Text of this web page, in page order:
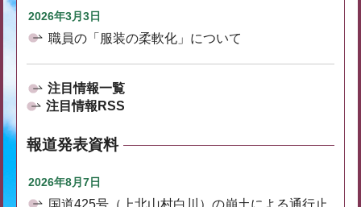
2026年3月3日
職員の「服装の柔軟化」について
注目情報一覧
注目情報RSS
報道発表資料
2026年8月7日
国道425号（上北山村白川）の崩土による通行止